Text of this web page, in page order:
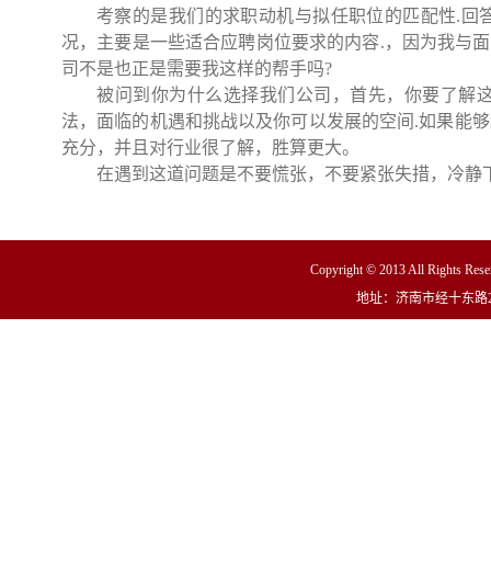
考察的是我们的求职动机与拟任职位的匹配性. 回
况，主要是一些适合应聘岗位要求的内容. ，因为我与
司不是也正是需要我这样的帮手吗?
被问到你为什么选择我们公司，首先，你要了解
法，面临的机遇和挑战以及你可以发展的空间 .如果能
充分，并且对行业很了解，胜算更大。
在遇到这道问题是不要慌张，不要紧张失措，冷
Copyright © 2013 All Rights
地址：济南市经十东路